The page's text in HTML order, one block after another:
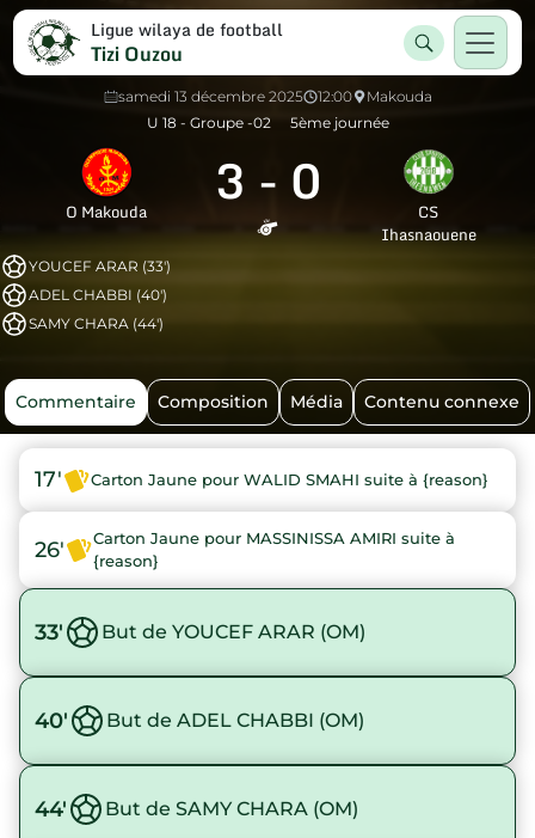
Ligue wilaya de football
Tizi Ouzou
samedi 13 décembre 2025 12:00
Makouda
U 18 - Groupe -02
5ème journée
O Makouda 3 - 0
CS
Ihasnaouene
YOUCEF ARAR (33')
ADEL CHABBI (40')
SAMY CHARA (44')
Commentaire Composition Média Contenu connexe
17' Carton Jaune pour WALID SMAHI suite à {reason}
26'
Carton Jaune pour MASSINISSA AMIRI suite à
{reason}
33' But de YOUCEF ARAR (OM)
40' But de ADEL CHABBI (OM)
44' But de SAMY CHARA (OM)